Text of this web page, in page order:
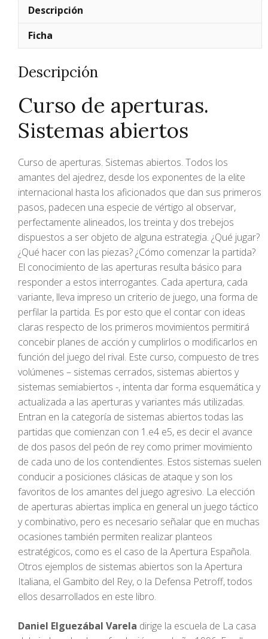
Descripción
Ficha
Descripción
Curso de aperturas.
Sistemas abiertos
Curso de aperturas. Sistemas abiertos. Todos los
amantes del ajedrez, desde los exponentes de la elite
internacional hasta los aficionados que dan sus primeros
pasos, padecen una especie de vértigo al observar,
perfectamente alineados, los treinta y dos trebejos
dispuestos a ser objeto de alguna estrategia. ¿Qué jugar?
¿Qué hacer con las piezas? ¿Cómo comenzar la partida?
El conocimiento de las aperturas resulta básico para
responder a estos interrogantes. Cada apertura, cada
variante, lleva impreso un criterio de juego, una forma de
perfilar la partida. Es por esto que el contar con ideas
claras respecto de los primeros movimientos permitirá
concebir planes de acción y cumplirlos o modificarlos en
función del juego del rival. Este curso, compuesto de tres
volúmenes – sistemas cerrados, sistemas abiertos y
sistemas semiabiertos -, intenta dar forma esquemática y
actualizada a las aperturas y variantes más utilizadas.
Entran en la categoría de sistemas abiertos todas las
partidas que comienzan con 1.e4 e5, es decir el avance
de dos pasos del peón de rey como primer movimiento
de cada uno de los contendientes. Estos sistemas suelen
conducir a posiciones clásicas de ataque y son los
favoritos de los amantes del juego agresivo. La elección
de aperturas abiertas implica en general un juego táctico
y combinativo, pero es necesario señalar que en muchas
ocasiones también permiten realizar planteos
estratégicos, como es el caso de la Apertura Española.
Otros ejemplos de sistemas abiertos son la Apertura
Italiana, el Gambito del Rey, o la Defensa Petroff, todos
ellos desarrollados en este libro.
Daniel Elguezábal Varela dirige la escuela de La casa